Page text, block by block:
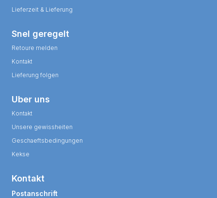
Lieferzeit & Lieferung
Snel geregelt
Retoure melden
Kontakt
Lieferung folgen
Uber uns
Kontakt
Unsere gewissheiten
Geschaeftsbedingungen
Kekse
Kontakt
Postanschrift